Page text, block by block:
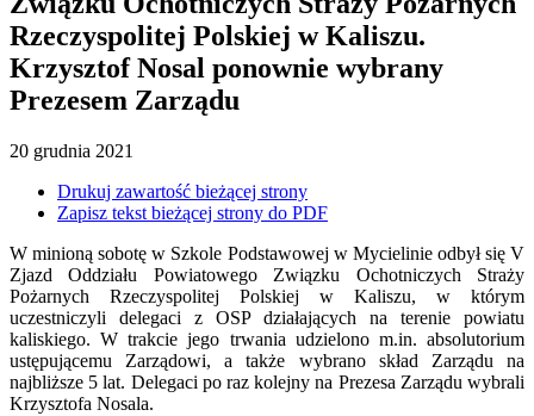
Rzeczyspolitej Polskiej w Kaliszu.
Krzysztof Nosal ponownie wybrany
Prezesem Zarządu
20 grudnia 2021
Drukuj zawartość bieżącej strony
Zapisz tekst bieżącej strony do PDF
W minioną sobotę w Szkole Podstawowej w Mycielinie odbył się V
Zjazd Oddziału Powiatowego Związku Ochotniczych Straży
Pożarnych Rzeczyspolitej Polskiej w Kaliszu, w którym
uczestniczyli delegaci z OSP działających na terenie powiatu
kaliskiego. W trakcie jego trwania udzielono m.in. absolutorium
ustępującemu Zarządowi, a także wybrano skład Zarządu na
najbliższe 5 lat. Delegaci po raz kolejny na Prezesa Zarządu wybrali
Krzysztofa Nosala.